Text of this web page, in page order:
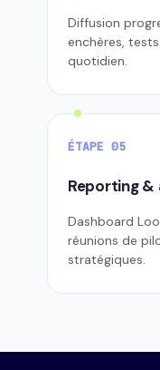
Diffusion
enchères,
quotidien.
ÉTAPE 05
Reporting
Dashboard
réunions de
stratégiques.